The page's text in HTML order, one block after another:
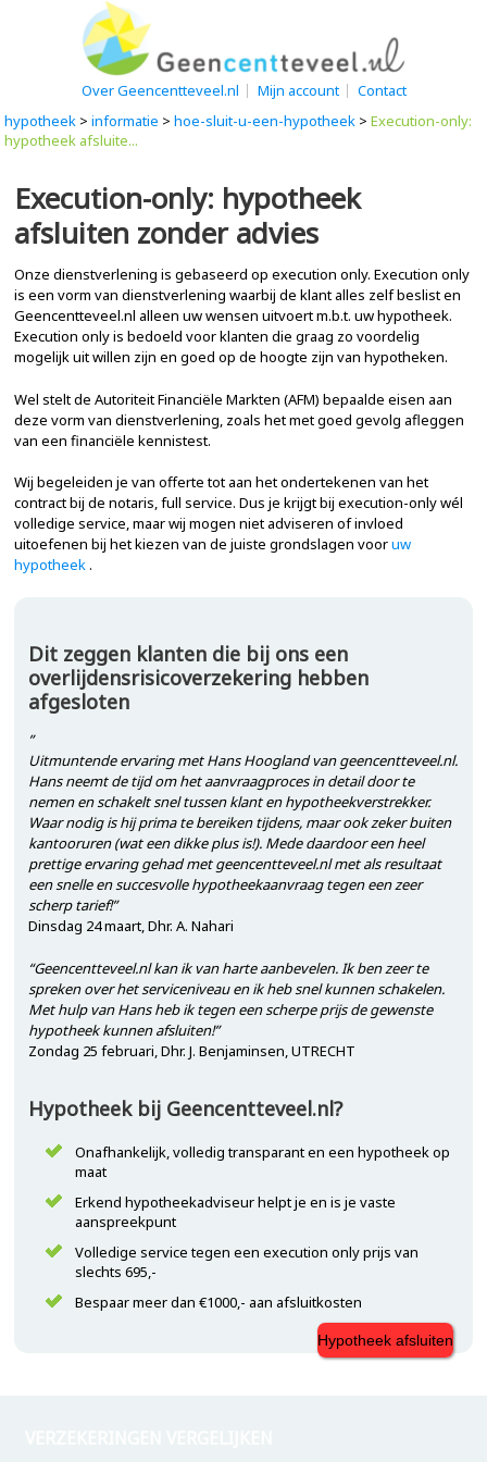
Over Geencentteveel.nl Mijn account
Contact
hypotheek >informatie >hoe-sluit-u-een-hypotheek >Execution-only:
hypotheek afsluite...
Execution-only: hypotheek
afsluiten zonder advies
Onze dienstverlening is gebaseerd op execution only. Execution only
is een vorm van dienstverlening waarbij de klant alles zelf beslist en
Geencentteveel.nl alleen uw wensen uitvoert m.b.t. uw hypotheek.
Execution only is bedoeld voor klanten die graag zo voordelig
mogelijk uit willen zijn en goed op de hoogte zijn van hypotheken.
Wel stelt de Autoriteit Financiële Markten (AFM) bepaalde eisen aan
deze vorm van dienstverlening, zoals het met goed gevolg afleggen
van een financiële kennistest.
Wij begeleiden je van offerte tot aan het ondertekenen van het
contract bij de notaris, full service. Dus je krijgt bij execution-only wél
volledige service, maar wij mogen niet adviseren of invloed
uitoefenen bij het kiezen van de juiste grondslagen vooruw
hypotheek.
Dit zeggen klanten die bij ons een
overlijdensrisicoverzekering hebben
afgesloten
”
Uitmuntende ervaring met Hans Hoogland van geencentteveel.nl.
Hans neemt de tijd om het aanvraagproces in detail door te
nemen en schakelt snel tussen klant en hypotheekverstrekker.
Waar nodig is hij prima te bereiken tijdens, maar ook zeker buiten
kantooruren (wat een dikke plus is!). Mede daardoor een heel
prettige ervaring gehad met geencentteveel.nl met als resultaat
een snelle en succesvolle hypotheekaanvraag tegen een zeer
scherp tarief!”
Dinsdag 24 maart, Dhr. A. Nahari
“Geencentteveel.nl kan ik van harte aanbevelen. Ik ben zeer te
spreken over het serviceniveau en ik heb snel kunnen schakelen.
Met hulp van Hans heb ik tegen een scherpe prijs de gewenste
hypotheek kunnen afsluiten!”
Zondag 25 februari, Dhr. J. Benjaminsen, UTRECHT
Hypotheek bij Geencentteveel.nl?
Onafhankelijk, volledig transparant en een hypotheek op
maat
Erkend hypotheekadviseur helpt je en is je vaste
aanspreekpunt
Volledige service tegen een execution only prijs van
slechts 695,-
Bespaar meer dan €1000,- aan afsluitkosten
Hypotheek afsluiten